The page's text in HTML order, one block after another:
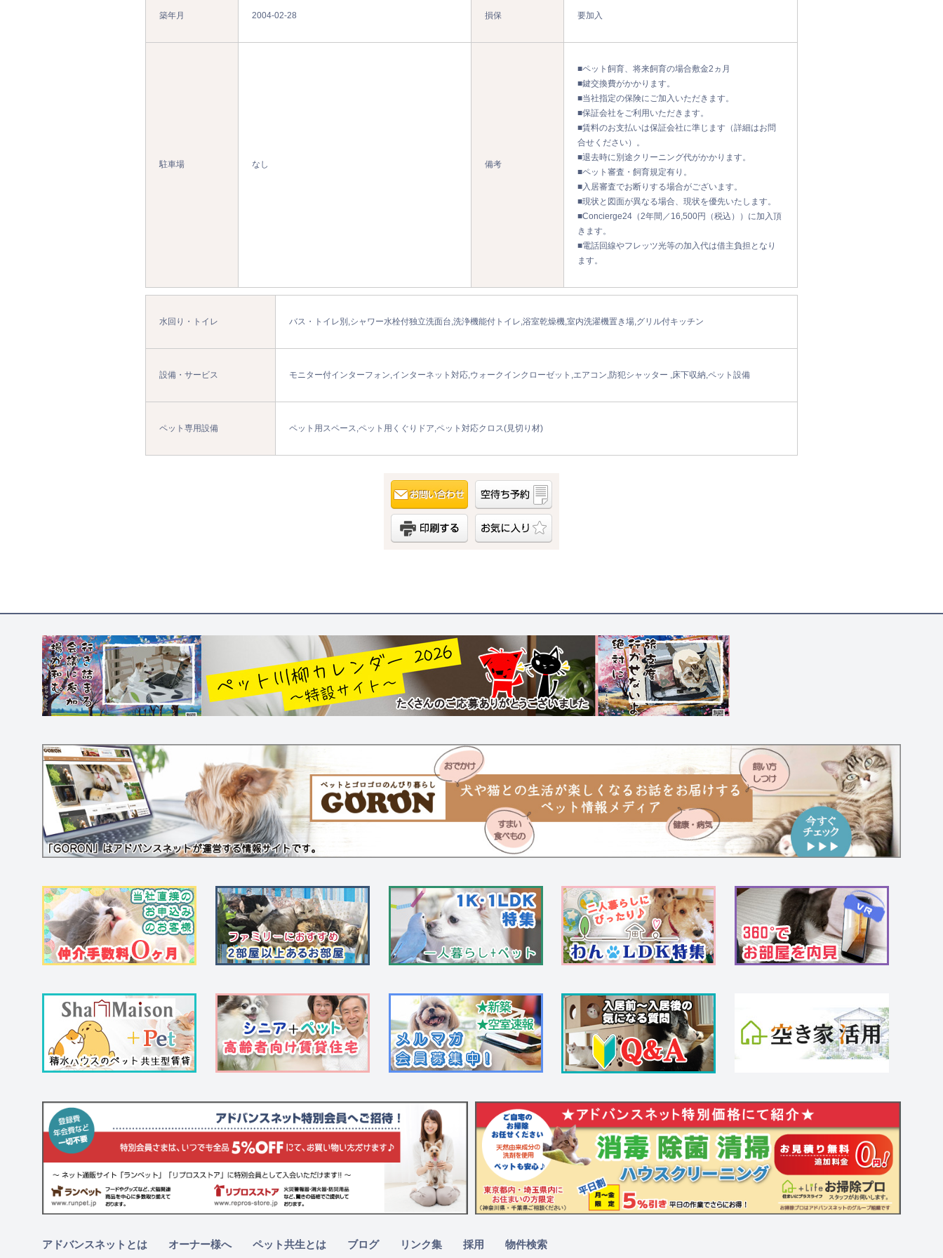
築年月 2004-02-28 損保 要加入
駐車場 なし 備考
■ペット飼育、将来飼育の場合敷金2ヵ月
■鍵交換費がかかります。
■当社指定の保険にご加入いただきます。
■保証会社をご利用いただきます。
■賃料のお支払いは保証会社に準じます（詳細はお問
合せください）。
■退去時に別途クリーニング代がかかります。
■ペット審査・飼育規定有り。
■入居審査でお断りする場合がございます。
■現状と図面が異なる場合、現状を優先いたします。
■Concierge24（2年間／16,500円（税込））に加入頂
きます。
■電話回線やフレッツ光等の加入代は借主負担となり
ます。
水回り・トイレ バス・トイレ別,シャワー水栓付独立洗面台,洗浄機能付トイレ,浴室乾燥機,室内洗濯機置き場,グリル付キッチン
設備・サービス モニター付インターフォン,インターネット対応,ウォークインクローゼット,エアコン,防犯シャッター ,床下収納,ペット設備
ペット専用設備 ペット用スペース,ペット用くぐりドア,ペット対応クロス(見切り材)
アドバンスネットとは オーナー様へ ペット共生とは ブログ リンク集 採用 物件検索